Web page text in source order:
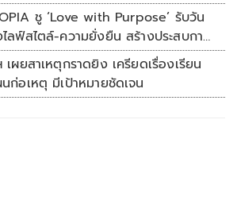
ชู ‘Love with Purpose’ รับวัน
ลฟ์สไตล์-ความยั่งยืน สร้างประสบกา
ปิงมีความหมาย
เผยสาเหตุกราดยิง เครียดเรื่องเรียน
ก่อเหตุ มีเป้าหมายชัดเจน